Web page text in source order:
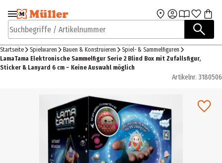
Zur Navigation
springen
Zum Hauptinhalt
Suchbegriffe / Artikelnummer
Startseite Spielwaren Bauen & Konstruieren
Spiel- & Sammelfiguren
LamaTama Elektronische Sammelfigur Serie 2 Blind Box mit Zufallsfigur,
Sticker & Lanyard 6 cm – Keine Auswahl möglich
Artikelnr. 3180506